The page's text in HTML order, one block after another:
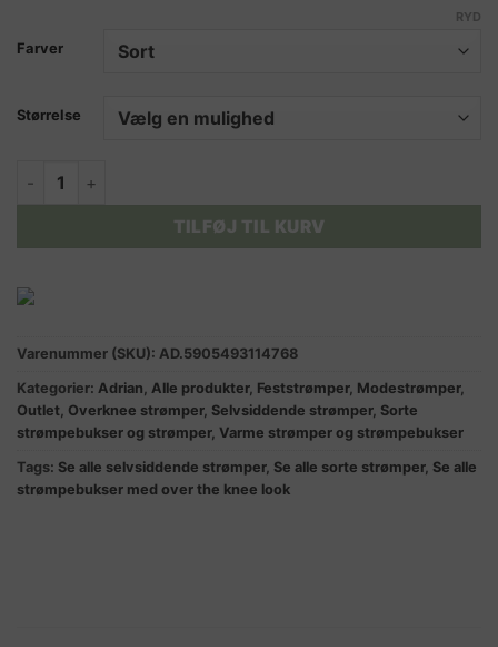
Farver
Størrelse
RYD
KARREN overknee strømper 80 DEN. antal
TILFØJ TIL KURV
Varenummer (SKU): AD.5905493114768
Kategorier: Adrian, Alle produkter, Feststrømper, Modestrømper,
Outlet, Overknee strømper, Selvsiddende strømper, Sorte
strømpebukser og strømper, Varme strømper og strømpebukser
Tags: Se alle selvsiddende strømper, Se alle sorte strømper, Se alle
strømpebukser med over the knee look